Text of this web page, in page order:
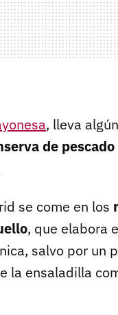
, lleva
de pescado
se come en los
, que elabora
salvo por un
la ensaladilla